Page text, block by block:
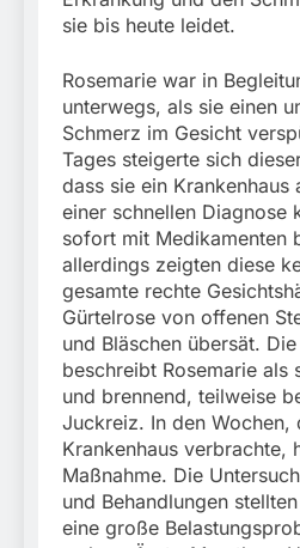
/
wegen
5. August
sie bis heute leidet.
Rosemarie war in
unterwegs, als sie einen
Schmerz im Gesicht
Tages steigerte sich
dass sie ein Krankenhaus
einer schnellen Diagnose
sofort mit Medikamenten
allerdings zeigten diese
gesamte rechte
Gürtelrose von offenen
und Bläschen übersät.
beschreibt Rosemarie als
und brennend, teilweise
Juckreiz. In den Wochen,
Krankenhaus verbrachte,
Maßnahme. Die
und Behandlungen
eine große